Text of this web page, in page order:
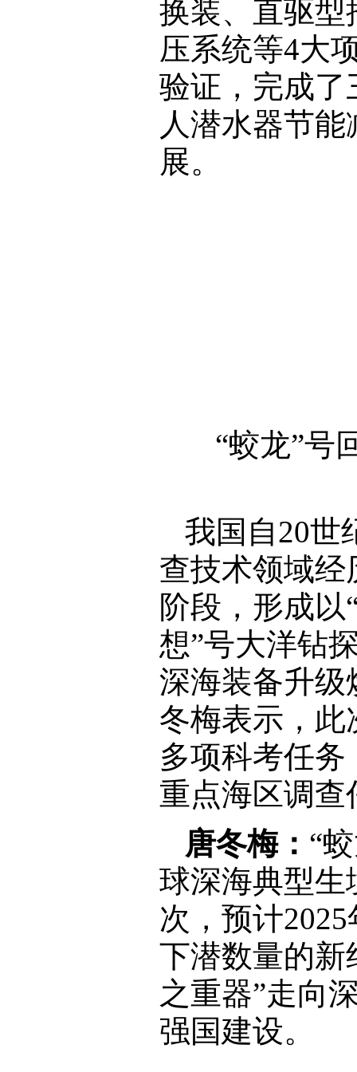
换装、直驱型
压系统等4大
验证，完成了
人潜水器节
展。
“蛟龙”号
我国自20世
查技术领域
阶段，形成以
想”号大洋钻
深海装备升级
冬梅表示，此
多项科考任
重点海区调
唐冬梅： “
球深海典型生
次，预计
下潜数量的新
之重器”走向
强国建设。